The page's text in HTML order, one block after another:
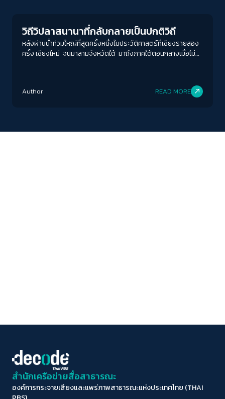
วิถีวิปลาสนานาที่กลับกลายเป็นปกติวิถี
หลังผ่านน้ำท่วมใหญ่ที่สุดครั้งหนึ่งในประวัติศาสตร์ที่เชียงรายสอง
ครั้ง เชียงใหม่ จนมาสามจังหวัดใต้ มาถึงภาคใต้ตอนกลางเมื่อไม่กี่
Author READ MORE
สำนักเครือข่ายสื่อสาธารณะ
องค์การกระจายเสียงและแพร่ภาพสาธารณะแห่งประเทศไทย (THAI